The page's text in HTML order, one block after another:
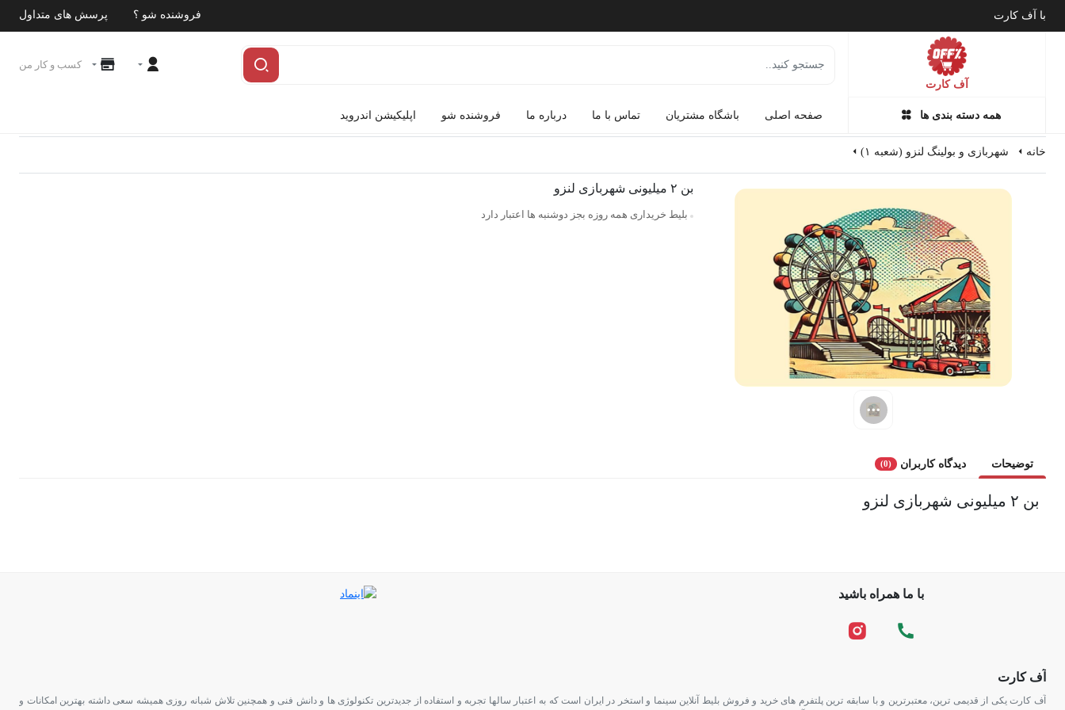
با آف کارت فروشنده شو ؟ پرسش های متداول
آف کارت
کسب و کار من
همه دسته بندی ها صفحه اصلی باشگاه مشتریان تماس با ما درباره ما فروشنده شو اپلیکیشن اندروید
خانه شهربازی و بولینگ لنزو (شعبه ۱)
بن ۲ میلیونی شهربازی لنزو
بلیط خریداری همه روزه بجز دوشنبه ها اعتبار دارد
توضیحات دیدگاه کاربران (0)
بن ۲ میلیونی شهربازی لنزو
با ما همراه باشید
آف کارت
آف کارت یکی از قدیمی ترین، معتبرترین و با سابقه ترین پلتفرم های خرید و فروش بلیط آنلاین سینما و استخر در ایران است که به اعتبار سالها تجربه و استفاده از جدیدترین تکنولوژی ها و دانش فنی و همچنین تلاش شبانه روزی همیشه سعی داشته بهترین امکانات و